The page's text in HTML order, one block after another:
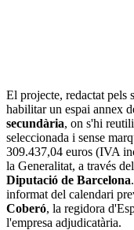
El projecte, redactat pels
habilitar un espai annex
secundària, on s'hi
seleccionada i sense
309.437,04 euros (IVA
la Generalitat, a través del
Diputació de Barcelona
informat del calendari
Coberó, la regidora
l'empresa adjudicatària.